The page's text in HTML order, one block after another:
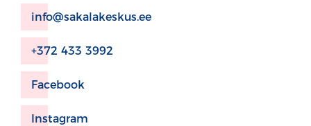
info@sakalakeskus.ee
+372 433 3992
Facebook
Instagram